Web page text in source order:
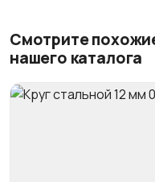
Смотрите
нашего каталога